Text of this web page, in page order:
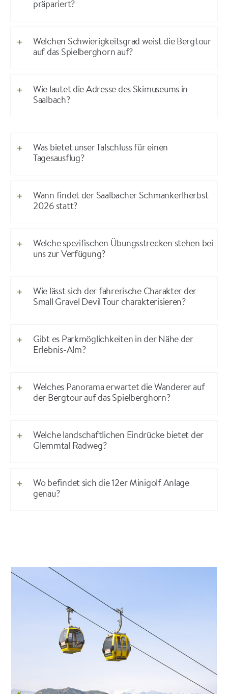
präpariert?
Welchen Schwierigkeitsgrad weist die Bergtour
auf das Spielberghorn auf?
Wie lautet die Adresse des Skimuseums in
Saalbach?
Was bietet unser Talschluss für einen
Tagesausflug?
Wann findet der Saalbacher Schmankerlherbst
2026 statt?
Welche spezifischen Übungsstrecken stehen bei
uns zur Verfügung?
Wie lässt sich der fahrerische Charakter der
Small Gravel Devil Tour charakterisieren?
Gibt es Parkmöglichkeiten in der Nähe der
Erlebnis-Alm?
Welches Panorama erwartet die Wanderer auf
der Bergtour auf das Spielberghorn?
Welche landschaftlichen Eindrücke bietet der
Glemmtal Radweg?
Wo befindet sich die 12er Minigolf Anlage
genau?